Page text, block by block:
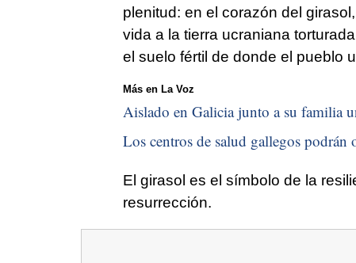
plenitud: en el corazón del
vida a la tierra ucraniana
el suelo fértil de donde el pueblo
Más en La Voz
Aislado en Galicia junto a su familia
Los centros de salud gallegos podrán
El girasol es el símbolo de la
resurrección.